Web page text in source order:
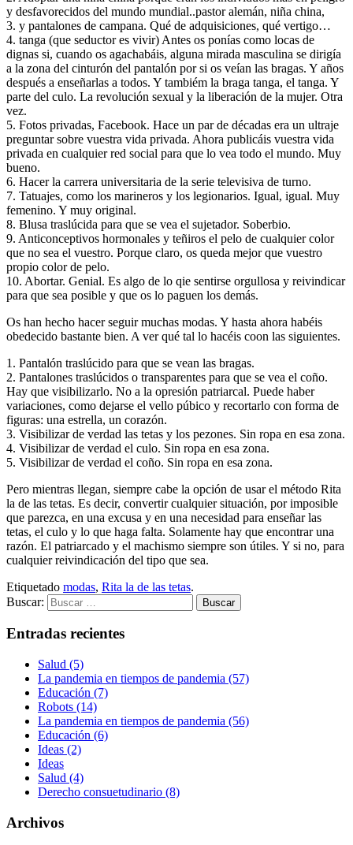
y desfavorecidos del mundo mundial..pastor alemán, niña china,
3. y pantalones de campana. Qué de adquisiciones, qué vertigo…
4. tanga (que seductor es vivir) Antes os ponías como locas de
dignas si, cuando os agachabáis, alguna mirada masculina se dirigía
a la zona del cinturón del pantalón por si os veían las bragas. Y años
después a enseñarlas a todos. Y tambiém la braga tanga, el tanga. Y
parte del culo. La revolución sexual y la liberación de la mujer. Otra
vez.
5. Fotos privadas, Facebook. Hace un par de décadas era un ultraje
preguntar sobre vuestra vida privada. Ahora publicáis vuestra vida
privada en cualquier red social para que lo vea todo el mundo. Muy
bueno.
6. Hacer la carrera universitaria de la serie televisiva de turno.
7. Tatuajes, como los marineros y los legionarios. Igual, igual. Muy
femenino. Y muy original.
8. Blusa traslúcida para que se vea el sujetador. Soberbio.
9. Anticonceptivos hormonales y teñiros el pelo de cualquier color
que no sea el vuestro. Porque claro, os queda mejor que vuestro
propio color de pelo.
10. Abortar. Genial. Es algo de lo qie sentirse orgullosa y reivindicar
para que sea posible y que os lo paguen los demás.
Os han hecho hacer seguir muchas modas. Y hasta ahora habéis
obedecido bastante bien. A ver qué tal lo hacéis coon las siguientes.
1. Pantalón traslúcido para que se vean las bragas.
2. Pantalones traslúcidos o transparentes para que se vea el coño.
Hay que visibilizarlo. No a la opresión patriarcal. Puede haber
variaciones, como dejarse el vello púbico y recortarlo con forma de
figuras: una estrella, un corazón.
3. Visibilizar de verdad las tetas y los pezones. Sin ropa en esa zona.
4. Visibilizar de verdad el culo. Sin ropa en esa zona.
5. Visibilizar de verdad el coño. Sin ropa en esa zona.
Pero mientras llegan, siempre cabe la opción de usar el método Rita
la de las tetas. Es decir, convertir cualquier situación, por imposible
que parezca, en una excusa y en una necesidad para enseñar las
tetas, el culo y lo que haga falta. Solamente hay que encontrar una
razón. El patriarcado y el machismo siempre son útiles. Y si no, para
cualquier reivindicación del tipo que sea.
Etiquetado modas, Rita la de las tetas.
Buscar:
Entradas recientes
Salud (5)
La pandemia en tiempos de pandemia (57)
Educación (7)
Robots (14)
La pandemia en tiempos de pandemia (56)
Educación (6)
Ideas (2)
Ideas
Salud (4)
Derecho consuetudinario (8)
Archivos